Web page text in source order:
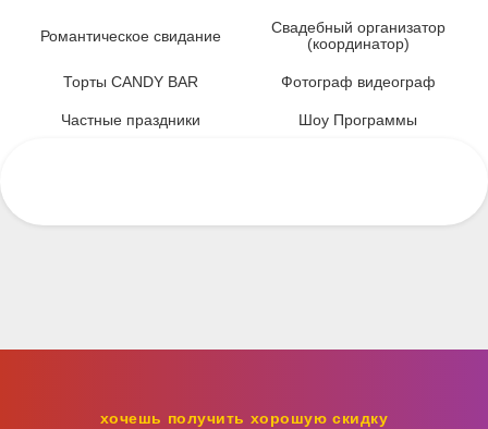
Романтическое свидание
Свадебный организатор
(координатор)
Торты CANDY BAR Фотограф видеограф
Частные праздники Шоу Программы
хочешь получить хорошую скидку